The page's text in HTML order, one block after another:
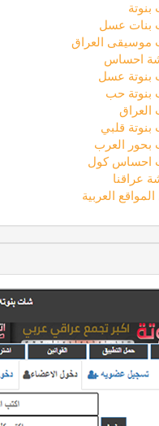
بنات عسل
موسيقى العراق
احساس
بنوتة عسل
بنوتة حب
قلبي
العرب
احساس كول
عراقنا
العربية